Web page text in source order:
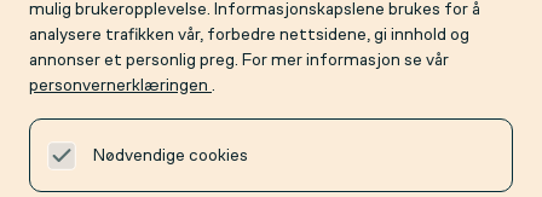
mulig brukeropplevelse. Informasjonskapslene brukes for å
analysere trafikken vår, forbedre nettsidene, gi innhold og
annonser et personlig preg. For mer informasjon se vår
personvernerklæringen .
Nødvendige cookies